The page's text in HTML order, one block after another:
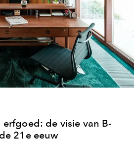
de visie van B-
21e eeuw